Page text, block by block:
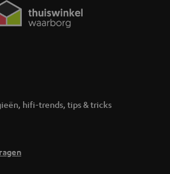
hifi-trends, tips & tricks